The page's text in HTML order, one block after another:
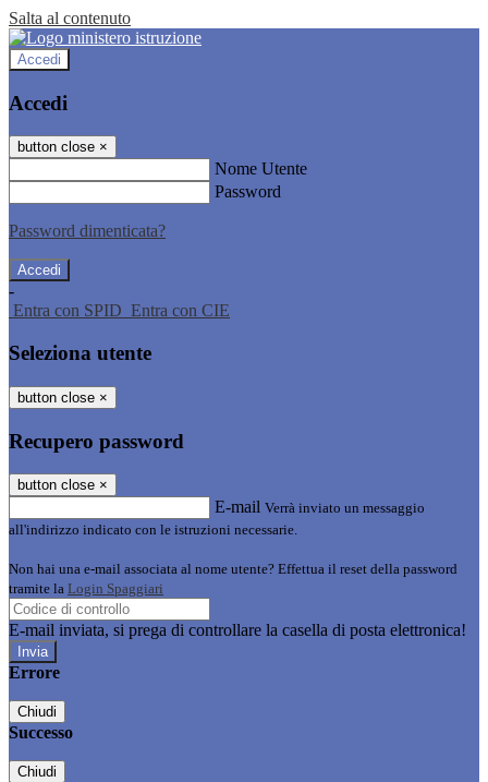
Salta al contenuto
Accedi
Accedi
button close ×
Nome Utente
Password
Password dimenticata?
-
Entra con SPID Entra con CIE
Seleziona utente
button close ×
Recupero password
button close ×
E-mail Verrà inviato un messaggio
all'indirizzo indicato con le istruzioni necessarie.
Non hai una e-mail associata al nome utente? Effettua il reset della password
tramite la Login Spaggiari
E-mail inviata, si prega di controllare la casella di posta elettronica!
Errore
Chiudi
Successo
Chiudi